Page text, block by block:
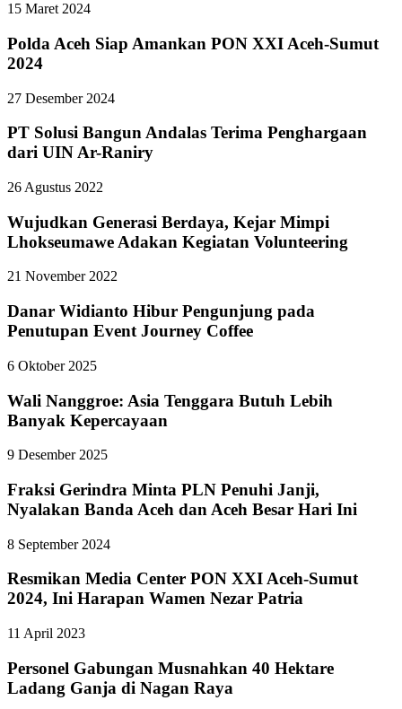
15 Maret 2024
Polda Aceh Siap Amankan PON XXI Aceh-Sumut
2024
27 Desember 2024
PT Solusi Bangun Andalas Terima Penghargaan
dari UIN Ar-Raniry
26 Agustus 2022
Wujudkan Generasi Berdaya, Kejar Mimpi
Lhokseumawe Adakan Kegiatan Volunteering
21 November 2022
Danar Widianto Hibur Pengunjung pada
Penutupan Event Journey Coffee
6 Oktober 2025
Wali Nanggroe: Asia Tenggara Butuh Lebih
Banyak Kepercayaan
9 Desember 2025
Fraksi Gerindra Minta PLN Penuhi Janji,
Nyalakan Banda Aceh dan Aceh Besar Hari Ini
8 September 2024
Resmikan Media Center PON XXI Aceh-Sumut
2024, Ini Harapan Wamen Nezar Patria
11 April 2023
Personel Gabungan Musnahkan 40 Hektare
Ladang Ganja di Nagan Raya